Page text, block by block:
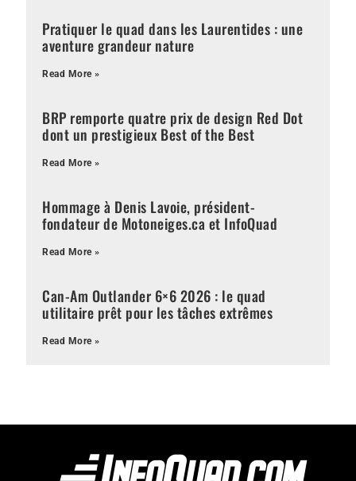
Pratiquer le quad dans les Laurentides : une
aventure grandeur nature
Read More »
BRP remporte quatre prix de design Red Dot
dont un prestigieux Best of the Best
Read More »
Hommage à Denis Lavoie, président-
fondateur de Motoneiges.ca et InfoQuad
Read More »
Can-Am Outlander 6×6 2026 : le quad
utilitaire prêt pour les tâches extrêmes
Read More »